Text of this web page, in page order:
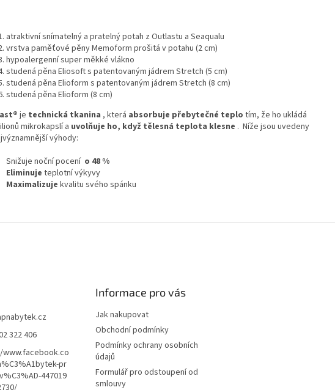
atraktivní snímatelný a pratelný potah z Outlastu a Seaqualu
vrstva paměťové pěny Memoform prošitá v potahu (2 cm)
hypoalergenní super měkké vlákno
studená pěna Eliosoft s patentovaným jádrem Stretch (5 cm)
studená pěna Elioform s patentovaným jádrem Stretch (8 cm)
studená pěna Elioform (8 cm)
je technická tkanina , která absorbuje přebytečné teplo tím, že ho ukládá
mikrokapslí a uvolňuje ho, když tělesná teplota klesne . Níže jsou uvedeny
výhody:
Snižuje noční pocení o 48 %
Eliminuje teplotní výkyvy
Maximalizuje kvalitu svého spánku
322 406
pr
447019
Informace pro vás
Jak nakupovat
Obchodní podmínky
Podmínky ochrany osobních
údajů
Formulář pro odstoupení od
smlouvy